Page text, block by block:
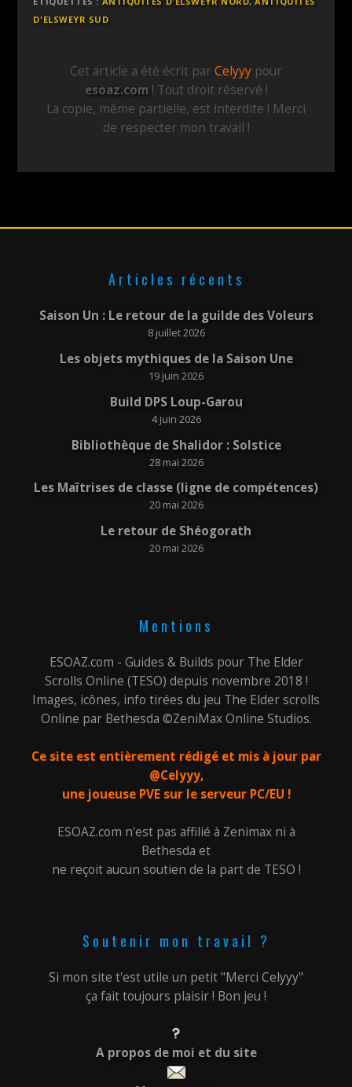
D'ELSWEYR SUD
Cet article a été écrit par Celyyy pour
esoaz.com ! Tout droit réservé !
La copie, même partielle, est interdite ! Merci
de respecter mon travail !
Articles récents
Saison Un : Le retour de la guilde des Voleurs
8 juillet 2026
Les objets mythiques de la Saison Une
19 juin 2026
Build DPS Loup-Garou
4 juin 2026
Bibliothèque de Shalidor : Solstice
28 mai 2026
Les Maîtrises de classe (ligne de compétences)
20 mai 2026
Le retour de Shéogorath
20 mai 2026
Mentions
ESOAZ.com - Guides & Builds pour The Elder
Scrolls Online (TESO) depuis novembre 2018 !
Images, icônes, info tirées du jeu The Elder scrolls
Online par Bethesda ©ZeniMax Online Studios.
Ce site est entièrement rédigé et mis à jour par
@Celyyy,
une joueuse PVE sur le serveur PC/EU !
ESOAZ.com n'est pas affilié à Zenimax ni à
Bethesda et
ne reçoit aucun soutien de la part de TESO !
Soutenir mon travail ?
Si mon site t'est utile un petit "Merci Celyyy"
ça fait toujours plaisir ! Bon jeu !
A propos de moi et du site